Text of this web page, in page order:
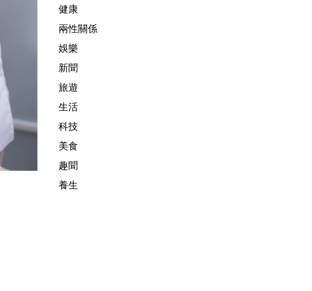
健康
兩性關係
娛樂
新聞
旅遊
生活
科技
美食
趣聞
養生